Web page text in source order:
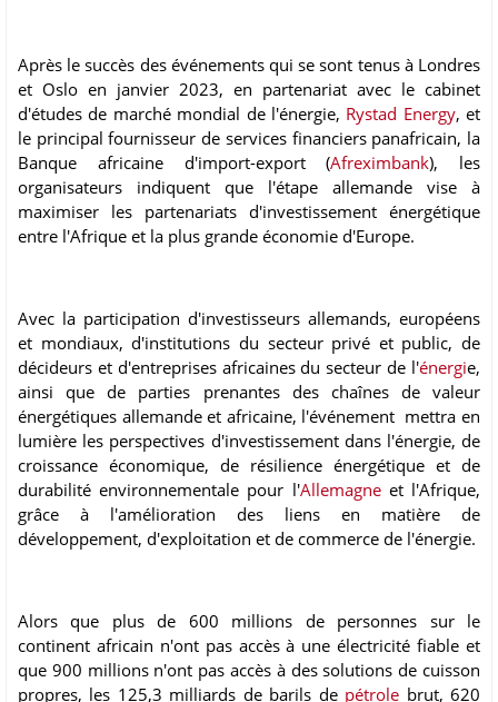
Après le succès des événements qui se sont tenus à Londres
et Oslo en janvier 2023, en partenariat avec le cabinet
d'études de marché mondial de l'énergie, Rystad Energy, et
le principal fournisseur de services financiers panafricain, la
Banque africaine d'import-export (Afreximbank), les
organisateurs indiquent que l'étape allemande vise à
maximiser les partenariats d'investissement énergétique
entre l'Afrique et la plus grande économie d'Europe.
Avec la participation d'investisseurs allemands, européens
et mondiaux, d'institutions du secteur privé et public, de
décideurs et d'entreprises africaines du secteur de l'énergie,
ainsi que de parties prenantes des chaînes de valeur
énergétiques allemande et africaine, l'événement mettra en
lumière les perspectives d'investissement dans l'énergie, de
croissance économique, de résilience énergétique et de
durabilité environnementale pour l'Allemagneet l'Afrique,
grâce à l'amélioration des liens en matière de
développement, d'exploitation et de commerce de l'énergie.
Alors que plus de 600 millions de personnes sur le
continent africain n'ont pas accès à une électricité fiable et
que 900 millions n'ont pas accès à des solutions de cuisson
propres, les 125,3 milliards de barils de pétrole brut, 620